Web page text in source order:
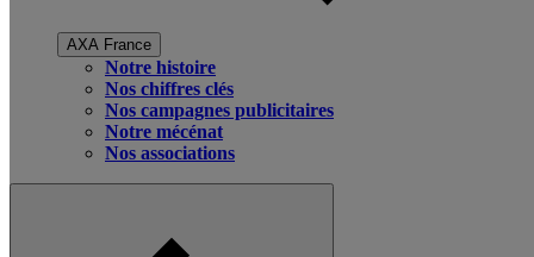
AXA France
Notre histoire
Nos chiffres clés
Nos campagnes publicitaires
Notre mécénat
Nos associations